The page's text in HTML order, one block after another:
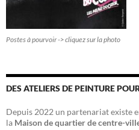
Postes à pourvoir -> cliquez sur la photo
DES ATELIERS DE PEINTURE
Depuis 2022 un partenariat existe
la Maison de quartier de centre-